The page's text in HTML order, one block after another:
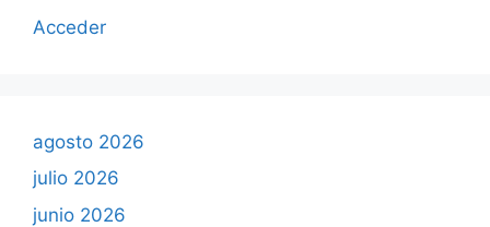
Acceder
agosto 2026
julio 2026
junio 2026